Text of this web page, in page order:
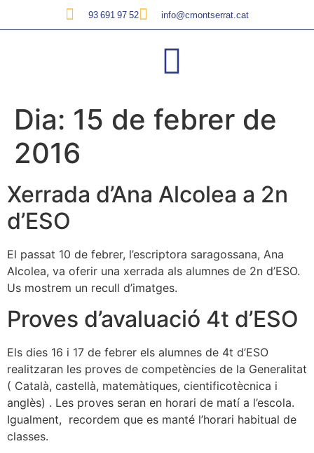
93 691 97 52 info@cmontserrat.cat
Dia: 15 de febrer de
2016
Xerrada d’Ana Alcolea a 2n
d’ESO
El passat 10 de febrer, l’escriptora saragossana, Ana
Alcolea, va oferir una xerrada als alumnes de 2n d’ESO.
Us mostrem un recull d’imatges.
Proves d’avaluació 4t d’ESO
Els dies 16 i 17 de febrer els alumnes de 4t d’ESO
realitzaran les proves de competències de la Generalitat
( Català, castellà, matemàtiques, cientificotècnica i
anglès) . Les proves seran en horari de matí a l’escola.
Igualment, recordem que es manté l’horari habitual de
classes.